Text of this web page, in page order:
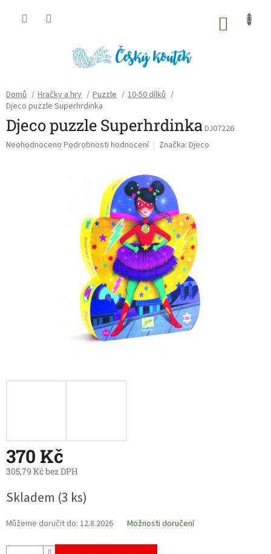
Domů / Hračky a hry / Puzzle / 10-50 dílků /
Djeco puzzle Superhrdinka
Djeco puzzle SuperhrdinkaDJ07226
Průměrné
Neohodnoceno Podrobnosti hodnocení Značka: Djeco
370 Kč
305,79 Kč bez DPH
cena:
Skladem (3 ks)
Můžeme doručit do: 12.8.2026 Možnosti doručení